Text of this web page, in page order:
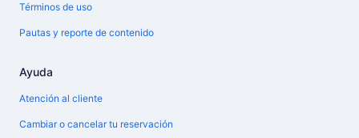
Términos de uso
Pautas y reporte de contenido
Ayuda
Atención al cliente
Cambiar o cancelar tu reservación